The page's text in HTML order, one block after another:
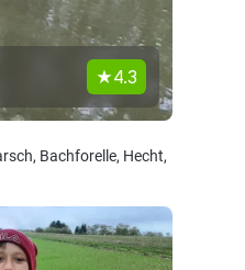
4.3
Bachforelle, Hecht,